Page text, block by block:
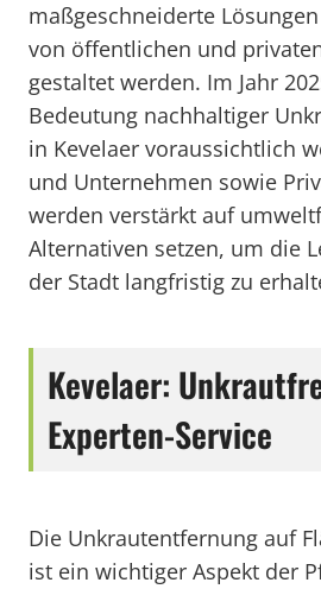
maßgeschneiderte
von öffentlichen und
gestaltet werden. Im Jahr
Bedeutung nachhaltiger
in Kevelaer voraussichtlich
und Unternehmen sowie
werden verstärkt auf
Alternativen setzen, um die
der Stadt langfristig zu
Kevelaer:
Experten-Service
Die Unkrautentfernung auf
ist ein wichtiger Aspekt der